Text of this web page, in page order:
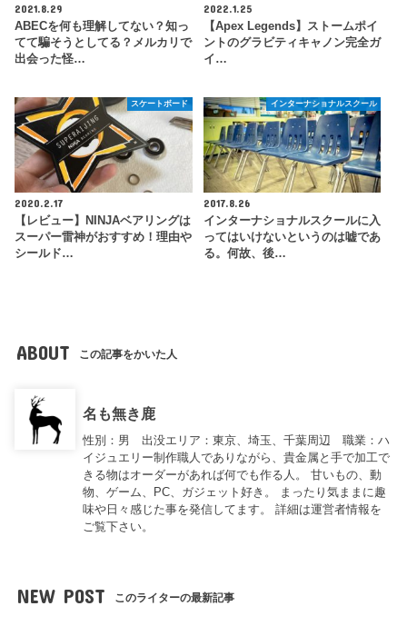
2021.8.29
ABECを何も理解してない？知っ
てて騙そうとしてる？メルカリで
出会った怪…
2022.1.25
【Apex Legends】ストームポイ
ントのグラビティキャノン完全ガ
イ…
スケートボード
2020.2.17
【レビュー】NINJAベアリングは
スーパー雷神がおすすめ！理由や
シールド…
インターナショナルスクール
2017.8.26
インターナショナルスクールに入
ってはいけないというのは嘘であ
る。何故、後…
ABOUT この記事をかいた人
名も無き鹿
性別：男 出没エリア：東京、埼玉、千葉周辺 職業：ハ
イジュエリー制作職人でありながら、貴金属と手で加工で
きる物はオーダーがあれば何でも作る人。 甘いもの、動
物、ゲーム、PC、ガジェット好き。 まったり気ままに趣
味や日々感じた事を発信してます。 詳細は運営者情報を
ご覧下さい。
NEW POST このライターの最新記事